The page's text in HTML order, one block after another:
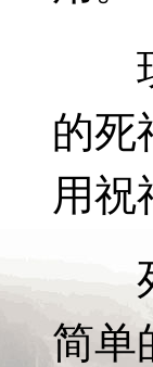
现
的死
用祝
死
简单